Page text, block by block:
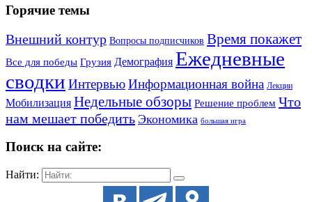
Горячие темы
Внешний контур Вопросы подписчиков Время покажет
Все для победы Грузия Демография Ежедневные
сводки Интервью Информационная война Лекции
Мобилизация Недельные обзоры Решение проблем Что
нам мешает победить Экономика большая игра
Поиск на сайте:
Найти: